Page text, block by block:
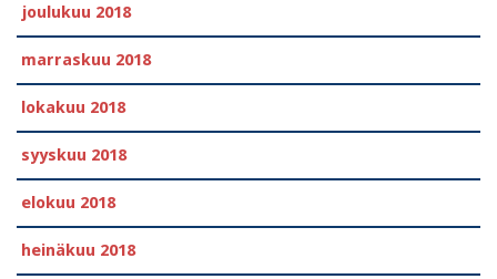
joulukuu 2018
marraskuu 2018
lokakuu 2018
syyskuu 2018
elokuu 2018
heinäkuu 2018